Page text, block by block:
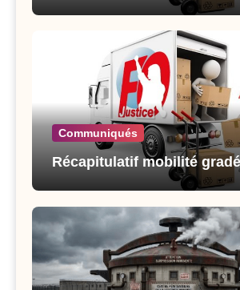
Communiqués
Récapitulatif mobilité